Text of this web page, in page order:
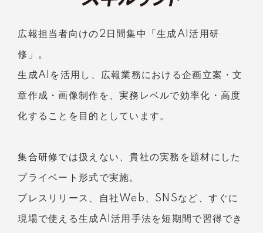
広報担当者向けの2日間集中「生成AI活用研
修」。
生成AIを活用し、広報業務における企画立案・文
章作成・画像制作を、実務レベルで効率化・高度
化することを目的としています。
集合研修では扱えない、貴社の実務を題材にした
プライベート形式で実施。
プレスリリース、自社Web、SNSなど、すぐに
現場で使える生成AI活用手法を短期間で習得でき